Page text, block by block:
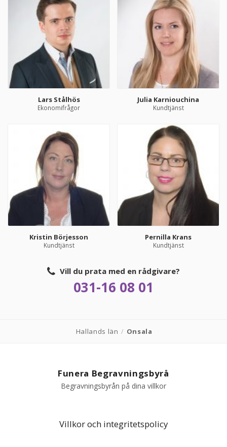
Lars Stålhös
Ekonomifrågor
Julia Karniouchina
Kundtjänst
Kristin Börjesson
Kundtjänst
Pernilla Krans
Kundtjänst
Vill du prata med en rådgivare?
031-16 08 01
Hallands län / Onsala
Funera Begravningsbyrå
Begravningsbyrån på dina villkor
Villkor och integritetspolicy